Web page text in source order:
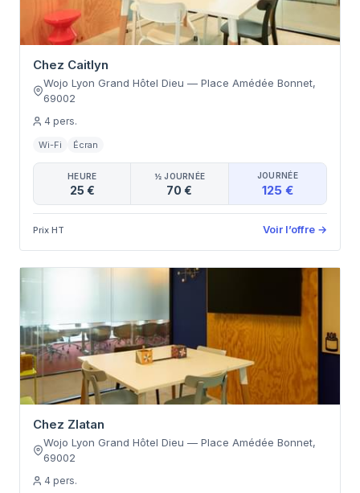
Chez Caitlyn
Wojo Lyon Grand Hôtel Dieu — Place Amédée Bonnet,
69002
4 pers.
Wi-Fi Écran
HEURE
25 €
½ JOURNÉE
70 €
JOURNÉE
125 €
Prix HT Voir l’offre →
Chez Zlatan
Wojo Lyon Grand Hôtel Dieu — Place Amédée Bonnet,
69002
4 pers.